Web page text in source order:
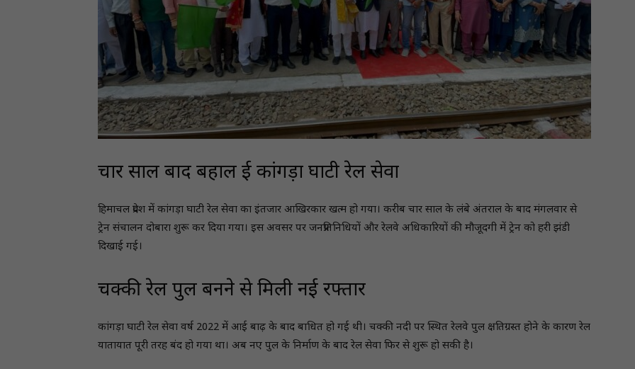
चार साल बाद बहाल हुई कांगड़ा घाटी रेल सेवा
हिमाचल प्रदेश में कांगड़ा घाटी रेल सेवा का इंतजार आखिरकार खत्म हो गया। करीब चार साल के लंबे अंतराल के बाद मंगलवार से
ट्रेन संचालन दोबारा शुरू कर दिया गया। इस अवसर पर जनप्रतिनिधियों और रेलवे अधिकारियों की मौजूदगी में ट्रेन को हरी झंडी
दिखाई गई।
चक्की रेल पुल बनने से मिली नई रफ्तार
कांगड़ा घाटी रेल सेवा वर्ष 2022 में आई बाढ़ के बाद बाधित हो गई थी। चक्की नदी पर स्थित रेलवे पुल क्षतिग्रस्त होने के कारण रेल
यातायात पूरी तरह बंद हो गया था। अब नए पुल के निर्माण के बाद रेल सेवा फिर से शुरू हो सकी है।